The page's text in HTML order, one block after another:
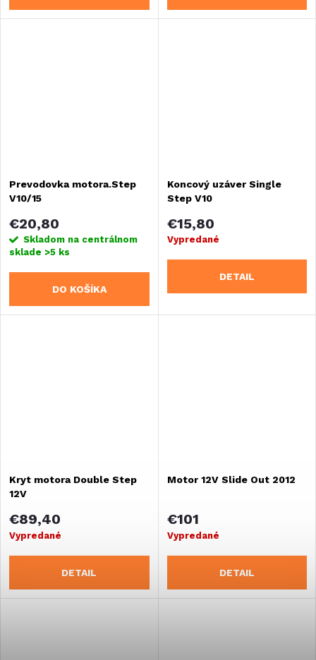
Prevodovka motora.Step
V10/15
€20,80
Skladom na centrálnom
sklade >5 ks
DO KOŠÍKA
Koncový uzáver Single
Step V10
€15,80
Vypredané
DETAIL
Kryt motora Double Step
12V
€89,40
Vypredané
DETAIL
Motor 12V Slide Out 2012
€101
Vypredané
DETAIL